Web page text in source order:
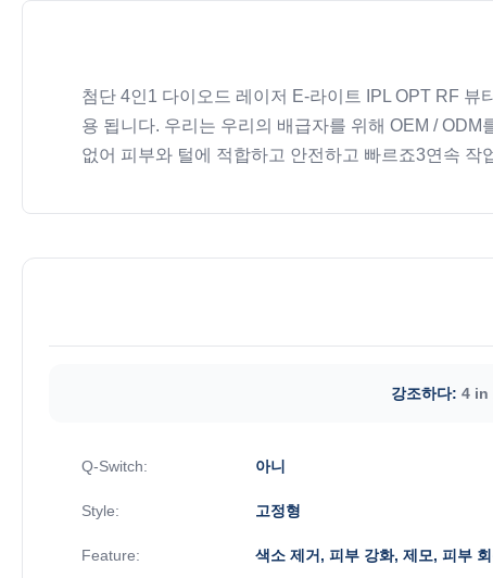
첨단 4인1 다이오드 레이저 E-라이트 IPL OPT RF
용 됩니다. 우리는 우리의 배급자를 위해 OEM /
없어 피부와 털에 적합하고 안전하고 빠르죠3연속 작
강조하다: 4 in
Q-Switch: 아니
Style: 고정형
Feature: 색소 제거, 피부 강화, 제모, 피부